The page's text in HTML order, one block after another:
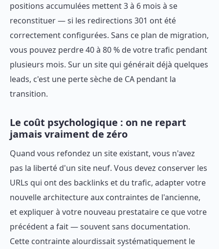
positions accumulées mettent 3 à 6 mois à se
reconstituer — si les redirections 301 ont été
correctement configurées. Sans ce plan de migration,
vous pouvez perdre 40 à 80 % de votre trafic pendant
plusieurs mois. Sur un site qui générait déjà quelques
leads, c'est une perte sèche de CA pendant la
transition.
Le coût psychologique : on ne repart
jamais vraiment de zéro
Quand vous refondez un site existant, vous n'avez
pas la liberté d'un site neuf. Vous devez conserver les
URLs qui ont des backlinks et du trafic, adapter votre
nouvelle architecture aux contraintes de l'ancienne,
et expliquer à votre nouveau prestataire ce que votre
précédent a fait — souvent sans documentation.
Cette contrainte alourdissait systématiquement le